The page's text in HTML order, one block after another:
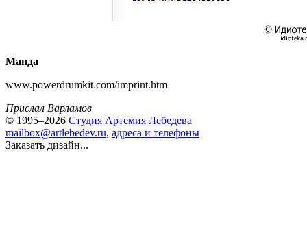
Манда
www.powerdrumkit.com/imprint.htm
Прислал Варламов
© 1995–2026 Студия Артемия Лебедева
mailbox@artlebedev.ru, адреса и телефоны
Заказать дизайн...